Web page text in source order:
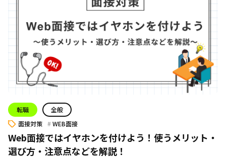
転職
全般
面接対策
WEB面接
Web面接ではイヤホンを付けよう！使うメリット・
選び方・注意点などを解説！